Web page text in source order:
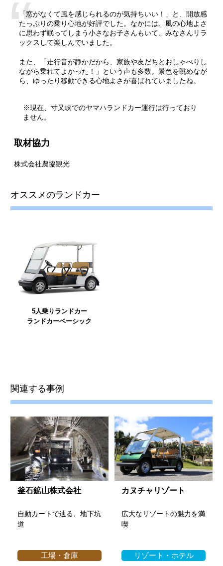
「窓がなくて風を感じられるのが気持ちいい！」と、開放感
たっぷりの乗り心地が好評でした。なかには、風の心地よさ
に思わず眠ってしまう小さなお子さんもいて、みなさんリラ
ックスして楽しんでいました。
また、「走行音が静かだから、家族や友だちとおしゃべりし
ながら乗れてよかった！」という声も多数。景色を眺めなが
ら、ゆったり移動できる心地よさが喜ばれていましたね。
※現在、寸又峡でのヤマハランドカー運行は行っており
ません。
取材協力
株式会社農協観光
オススメのランドカー
5人乗りランドカー
ランドカーベーシック
関連する事例
釜石鉱山株式会社
自動カートで辿る、地下坑
道
工場・倉庫
カヌチャリゾート
広大なリゾートの魅力を満
喫
リゾート・ホテル